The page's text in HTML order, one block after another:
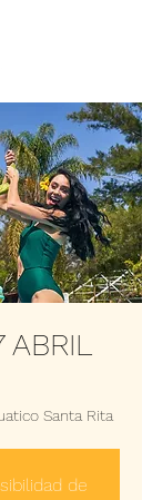
ABRIL
Santa Rita
de